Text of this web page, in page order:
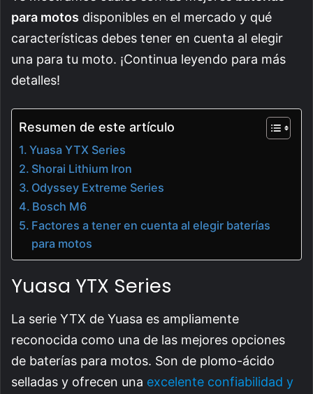
para motos disponibles en el mercado y qué
características debes tener en cuenta al elegir
una para tu moto. ¡Continua leyendo para más
detalles!
Resumen de este artículo
Yuasa YTX Series
Shorai Lithium Iron
Odyssey Extreme Series
Bosch M6
Factores a tener en cuenta al elegir baterías
para motos
Yuasa YTX Series
La serie YTX de Yuasa es ampliamente
reconocida como una de las mejores opciones
de baterías para motos. Son de plomo-ácido
selladas y ofrecen una excelente confiabilidad y